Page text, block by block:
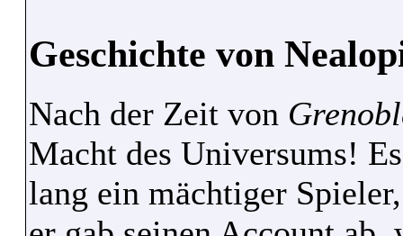
Geschichte von
Nach der Zeit von
Macht des Universums!
lang ein mächtiger